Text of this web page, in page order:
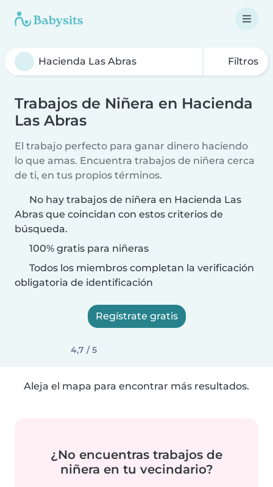
Filtros
Trabajos de Niñera en Hacienda
Las Abras
El trabajo perfecto para ganar dinero haciendo
lo que amas. Encuentra trabajos de niñera cerca
de ti, en tus propios términos.
No hay trabajos de niñera en Hacienda Las
Abras que coincidan con estos criterios de
búsqueda.
100% gratis para niñeras
Todos los miembros completan la verificación
obligatoria de identificación
Regístrate gratis
4,7 / 5
Aleja el mapa para encontrar más resultados.
¿No encuentras trabajos de
niñera en tu vecindario?